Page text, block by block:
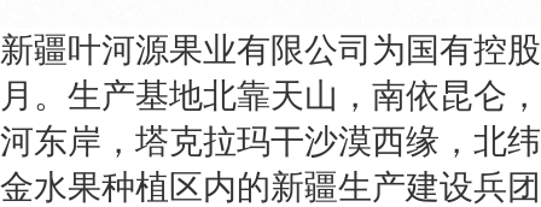
新疆叶河源果业有限公司为国有控
月。生产基地北靠天山，南依昆仑
河东岸，塔克拉玛干沙漠西缘，北
金水果种植区内的新疆生产建设兵